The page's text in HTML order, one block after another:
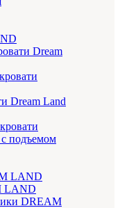
Dream
Dream Land
подъемом
LAND
LAND
DREAM